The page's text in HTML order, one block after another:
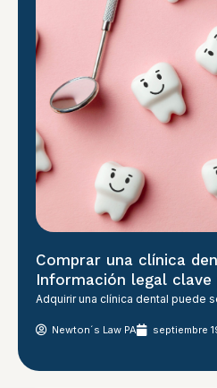
Comprar una clínica
Información legal
Adquirir una clínica dental puede
Newton´s Law PA septiembre